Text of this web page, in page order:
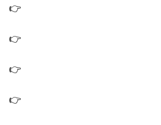
👉
👉
👉
👉